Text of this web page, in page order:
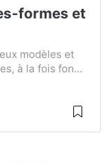
formes et
modèles et
à la fois fon...